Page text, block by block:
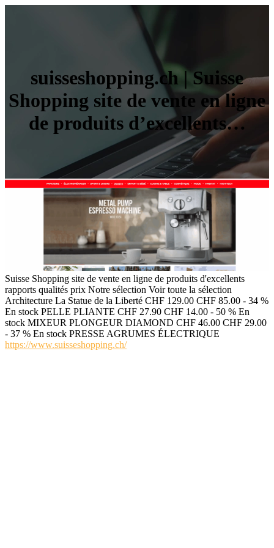
suisseshopping.ch | Suisse
Shopping site de vente en ligne
de produits d’excellents…
Suisse Shopping site de vente en ligne de produits d'excellents
rapports qualités prix Notre sélection Voir toute la sélection
Architecture La Statue de la Liberté CHF 129.00 CHF 85.00 - 34 %
En stock PELLE PLIANTE CHF 27.90 CHF 14.00 - 50 % En
stock MIXEUR PLONGEUR DIAMOND CHF 46.00 CHF 29.00
- 37 % En stock PRESSE AGRUMES ÉLECTRIQUE
https://www.suisseshopping.ch/